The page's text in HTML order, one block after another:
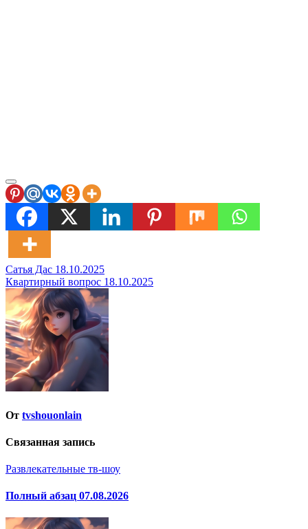
Навигация
по
записям
Сатья Дас 18.10.2025
Квартирный вопрос 18.10.2025
От tvshouonlain
Связанная запись
Развлекательные тв-шоу
Полный абзац 07.08.2026